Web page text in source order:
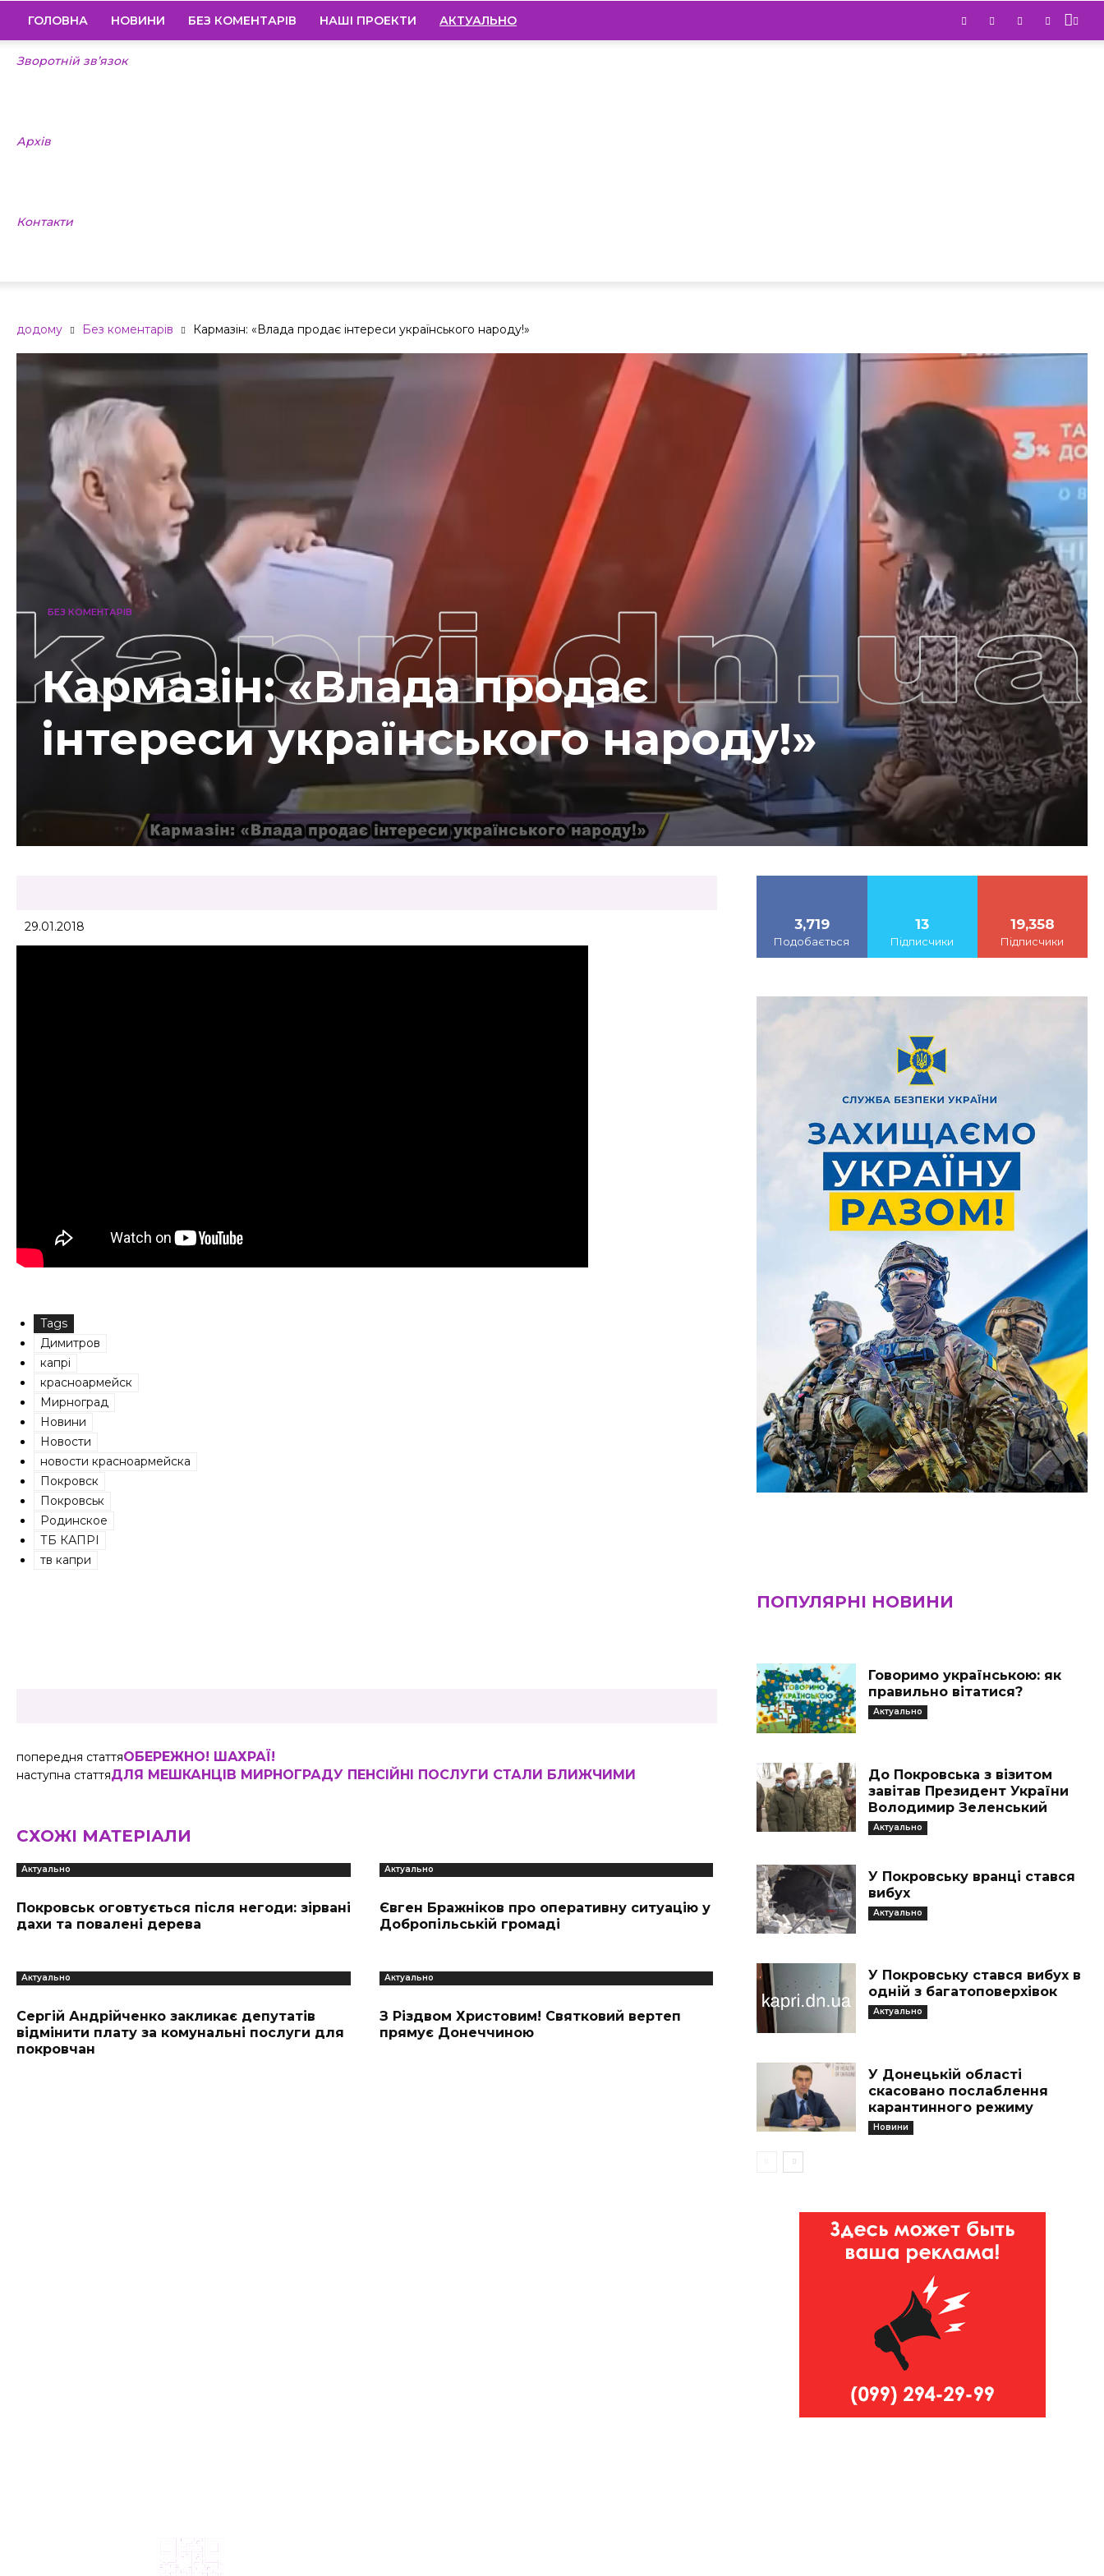
ГОЛОВНА НОВИНИ БЕЗ КОМЕНТАРІВ НАШІ ПРОЕКТИ АКТУАЛЬНО
Зворотній зв’язок
Архів
Контакти
додому Без коментарів Кармазін: «Влада продає інтереси українського народу!»
БЕЗ КОМЕНТАРІВ
Кармазін: «Влада продає
інтереси українського народу!»
29.01.2018
Tags
Димитров
капрі
красноармейск
Мирноград
Новини
Новости
новости красноармейска
Покровск
Покровськ
Родинское
ТБ КАПРІ
тв капри
попередня статтяОБЕРЕЖНО! ШАХРАЇ!
наступна статтяДЛЯ МЕШКАНЦІВ МИРНОГРАДУ ПЕНСІЙНІ ПОСЛУГИ СТАЛИ БЛИЖЧИМИ
СХОЖІ МАТЕРІАЛИ
Актуально
Покровськ оговтується після негоди: зірвані
дахи та повалені дерева
Актуально
Євген Бражніков про оперативну ситуацію у
Добропільській громаді
Актуально
Сергій Андрійченко закликає депутатів
відмінити плату за комунальні послуги для
покровчан
Актуально
З Різдвом Христовим! Святковий вертеп
прямує Донеччиною
3,719
Подобається
13
Підписчики
19,358
Підписчики
ПОПУЛЯРНІ НОВИНИ
Говоримо українською: як
правильно вітатися?
Актуально
До Покровська з візитом
завітав Президент України
Володимир Зеленський
Актуально
У Покровську вранці стався
вибух
Актуально
У Покровську стався вибух в
одній з багатоповерхівок
Актуально
У Донецькій області
скасовано послаблення
карантинного режиму
Новини